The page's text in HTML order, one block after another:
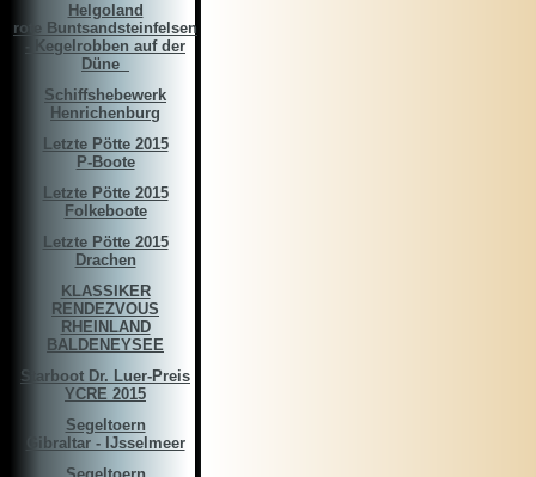
Helgoland
rote Buntsandsteinfelsen
- Kegelrobben auf der
Düne ­­­ ­
Schiffshebewerk
Henrichenburg
Letzte Pötte 2015
P-Boote
Letzte Pötte 2015
Folkeboote
Letzte Pötte 2015
Drachen
KLASSIKER
RENDEZVOUS
RHEINLAND
BALDENEYSEE
Starboot Dr. Luer-Preis
YCRE 2015
Segeltoern
Gibraltar - IJsselmeer